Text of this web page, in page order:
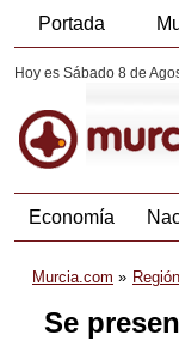
Portada
Hoy es Sábado 8 de
Economía
Murcia.com
Se